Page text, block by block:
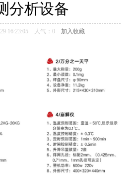
分析设备
16:23:05 人气： 0 加入收藏